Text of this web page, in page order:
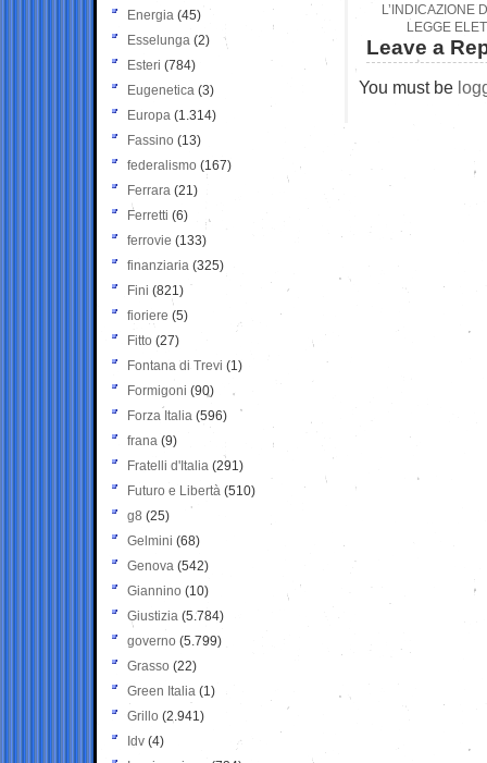
L’INDICAZIONE
LEGGE
Leave a
You must be
Energia (45)
Esselunga (2)
Esteri (784)
Eugenetica (3)
Europa (1.314)
Fassino (13)
federalismo (167)
Ferrara (21)
Ferretti (6)
ferrovie (133)
finanziaria (325)
Fini (821)
fioriere (5)
Fitto (27)
Fontana di Trevi (1)
Formigoni (90)
Forza Italia (596)
frana (9)
Fratelli d'Italia (291)
Futuro e Libertà (510)
g8 (25)
Gelmini (68)
Genova (542)
Giannino (10)
Giustizia (5.784)
governo (5.799)
Grasso (22)
Green Italia (1)
Grillo (2.941)
Idv (4)